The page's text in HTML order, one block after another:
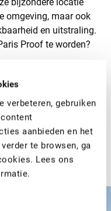
verbeteren, gebruiken
aanbieden en het
te browsen, ga
Lees ons
omgeving, maar ook
en uitstraling.
Proof te worden?
out met ruime,
langs de gevel en
opzet biedt de